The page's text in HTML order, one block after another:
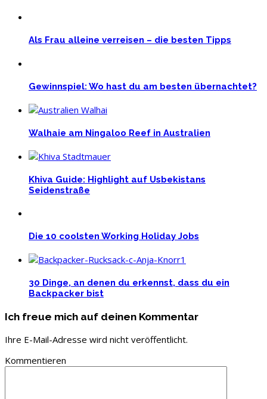
Als Frau alleine verreisen – die besten Tipps
Gewinnspiel: Wo hast du am besten übernachtet?
Walhaie am Ningaloo Reef in Australien
Khiva Guide: Highlight auf Usbekistans
Seidenstraße
Die 10 coolsten Working Holiday Jobs
30 Dinge, an denen du erkennst, dass du ein
Backpacker bist
Ich freue mich auf deinen Kommentar
Ihre E-Mail-Adresse wird nicht veröffentlicht.
Kommentieren